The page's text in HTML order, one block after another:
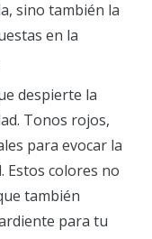
sino también la
en la
despierte la
Tonos rojos,
para evocar la
Estos colores no
también
para tu